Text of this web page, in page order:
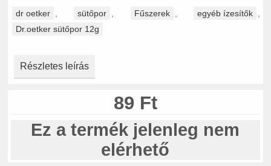
dr oetker sütőpor Fűszerek egyéb ízesítők
Dr.oetker sütőpor 12g
Részletes leírás
89 Ft
Ez a termék jelenleg nem
elérhető